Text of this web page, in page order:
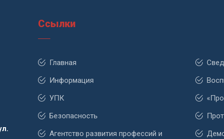
Ссылки
Главная
Информация
УПК
Безопасность
Агентство развития профессий и